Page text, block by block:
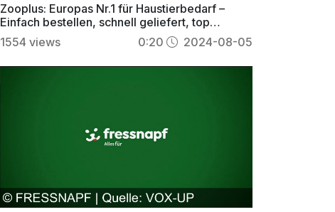
Zooplus: Europas Nr.1 für Haustierbedarf –
Einfach bestellen, schnell geliefert, top
Angebote!
1554 views 0:20 2024-08-05